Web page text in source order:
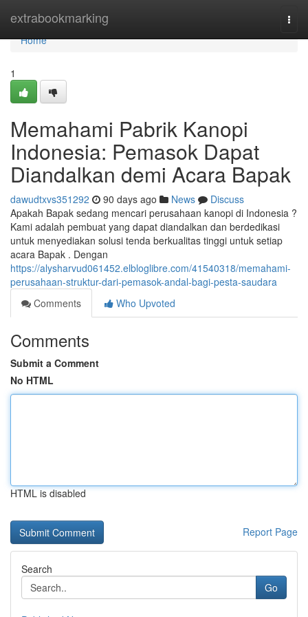
extrabookmarking
Home
Home
1
Memahami Pabrik Kanopi
Indonesia: Pemasok Dapat
Diandalkan demi Acara Bapak
dawudtxvs351292 90 days ago News
Discuss
Apakah Bapak sedang mencari perusahaan kanopi di Indonesia ?
Kami adalah pembuat yang dapat diandalkan dan berdedikasi
untuk menyediakan solusi tenda berkualitas tinggi untuk setiap
acara Bapak . Dengan
https://alysharvud061452.elbloglibre.com/41540318/memahami-
perusahaan-struktur-dari-pemasok-andal-bagi-pesta-saudara
Comments
Who Upvoted
Comments
Submit a Comment
No HTML
HTML is disabled
Report Page
Search
Go